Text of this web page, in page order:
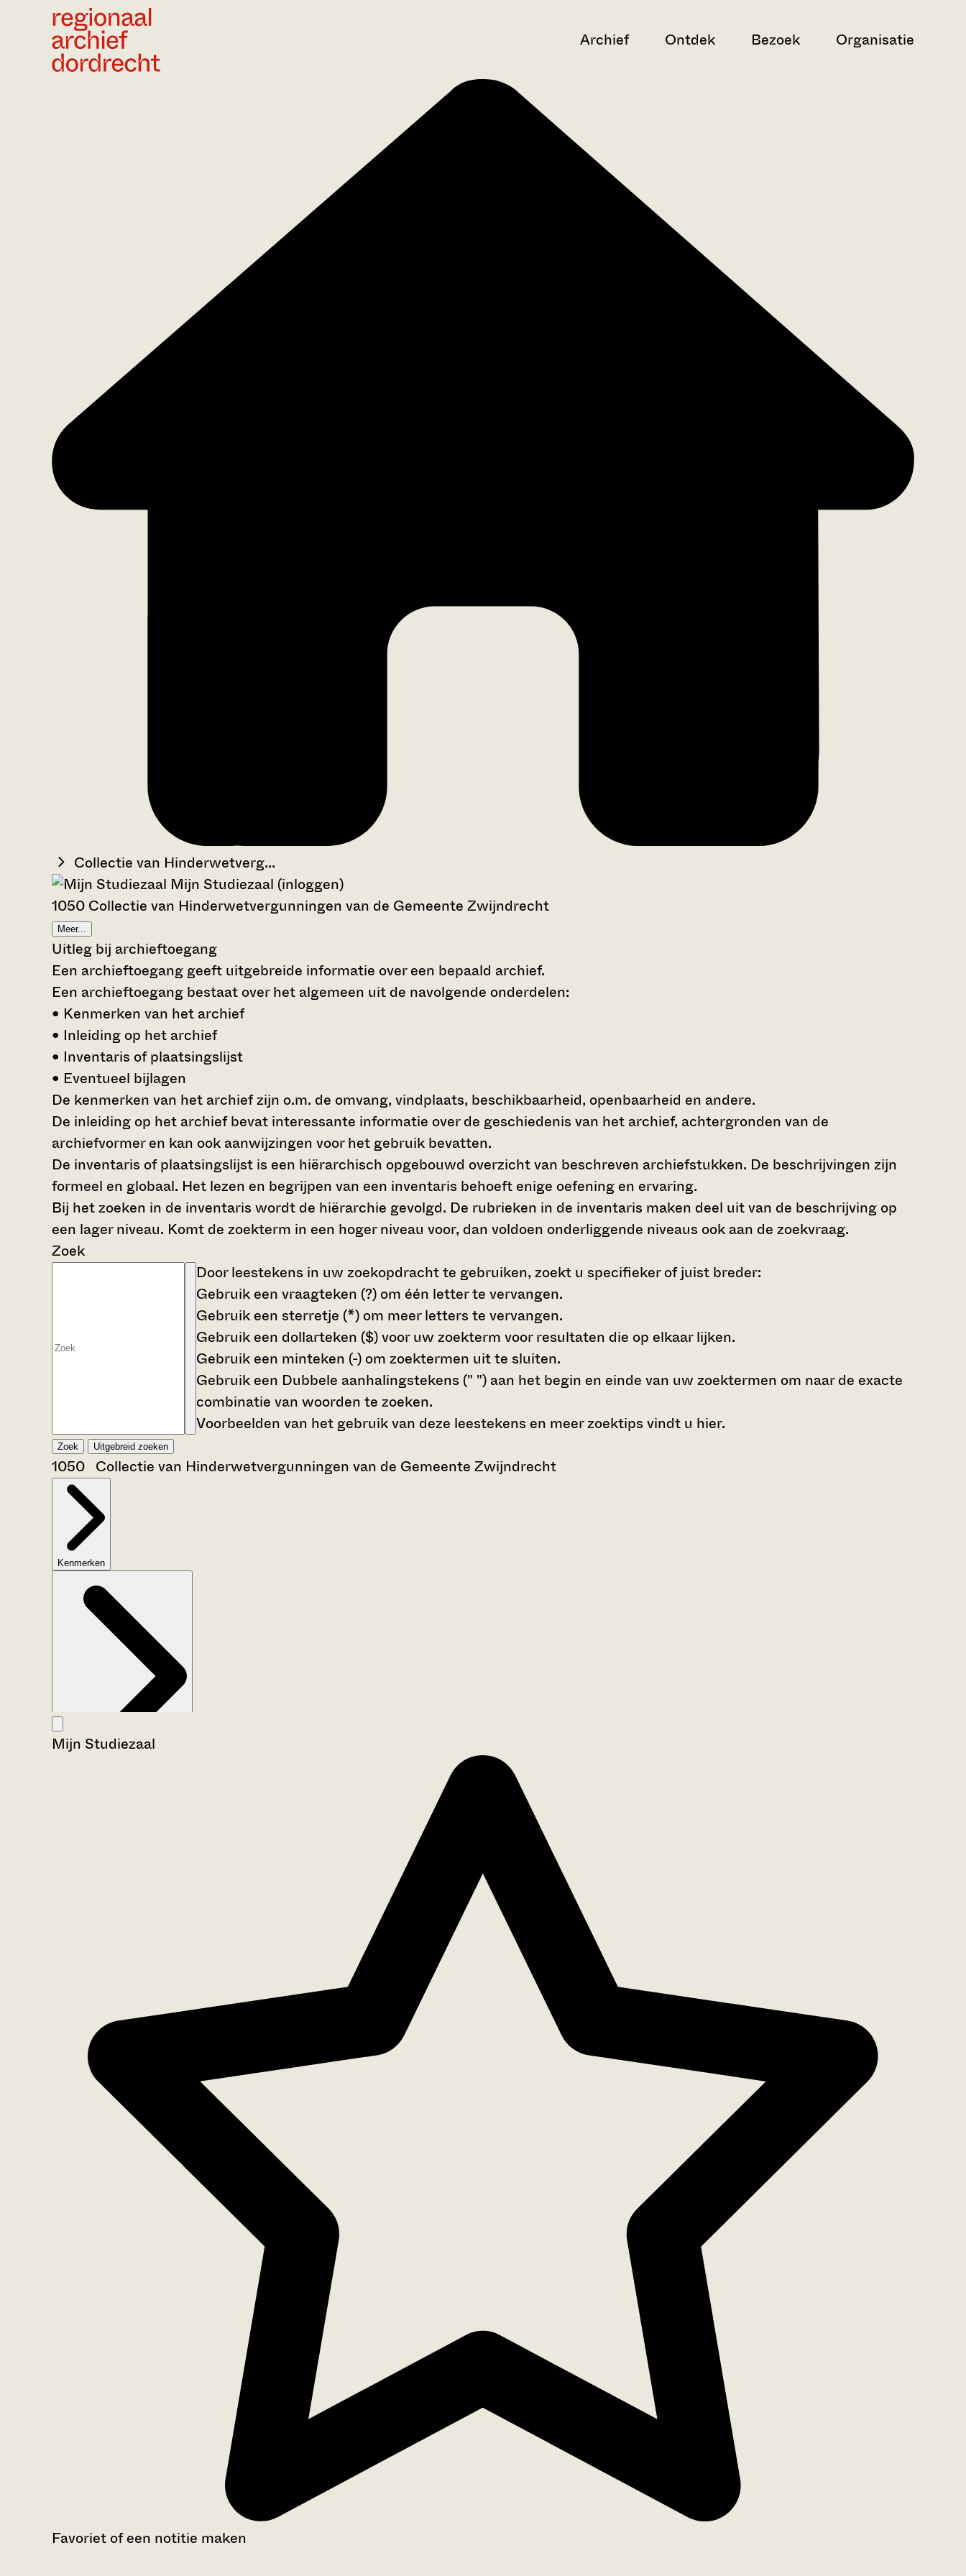
Archief Ontdek Bezoek Organisatie
Collectie van Hinderwetverg...
Mijn Studiezaal (inloggen)
1050 Collectie van Hinderwetvergunningen van de Gemeente Zwijndrecht
Meer...
Uitleg bij archieftoegang
Een archieftoegang geeft uitgebreide informatie over een bepaald archief.
Een archieftoegang bestaat over het algemeen uit de navolgende onderdelen:
• Kenmerken van het archief
• Inleiding op het archief
• Inventaris of plaatsingslijst
• Eventueel bijlagen
De kenmerken van het archief zijn o.m. de omvang, vindplaats, beschikbaarheid, openbaarheid en andere.
De inleiding op het archief bevat interessante informatie over de geschiedenis van het archief, achtergronden van de
archiefvormer en kan ook aanwijzingen voor het gebruik bevatten.
De inventaris of plaatsingslijst is een hiërarchisch opgebouwd overzicht van beschreven archiefstukken. De beschrijvingen zijn
formeel en globaal. Het lezen en begrijpen van een inventaris behoeft enige oefening en ervaring.
Bij het zoeken in de inventaris wordt de hiërarchie gevolgd. De rubrieken in de inventaris maken deel uit van de beschrijving op
een lager niveau. Komt de zoekterm in een hoger niveau voor, dan voldoen onderliggende niveaus ook aan de zoekvraag.
Zoek
Door leestekens in uw zoekopdracht te gebruiken, zoekt u specifieker of juist breder:
Gebruik een vraagteken (?) om één letter te vervangen.
Gebruik een sterretje (*) om meer letters te vervangen.
Gebruik een dollarteken ($)voor uw zoekterm voor resultaten die op elkaar lijken.
Gebruik een minteken (-) om zoektermen uit te sluiten.
Gebruik een Dubbele aanhalingstekens (" ") aan het begin en einde van uw zoektermen om naar de exacte
combinatie van woorden te zoeken.
Voorbeelden van het gebruik van deze leestekens en meer zoektips vindt u hier.
Zoek Uitgebreid zoeken
1050 Collectie van Hinderwetvergunningen van de Gemeente Zwijndrecht
Kenmerken
Mijn Studiezaal
Favoriet of een notitie maken